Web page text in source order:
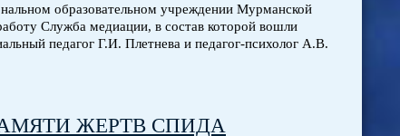
образовательном учреждении Мурманской
Служба медиации, в состав которой вошли
педагог Г.И. Плетнева и педагог-психолог А.В.
ЖЕРТВ СПИДА